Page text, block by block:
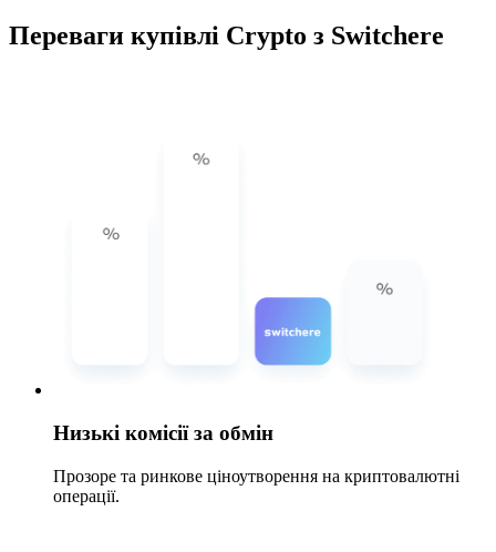
Переваги купівлі Crypto з Switchere
Низькі комісії за обмін
Прозоре та ринкове ціноутворення на криптовалютні
операції.